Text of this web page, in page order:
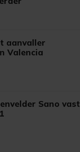
aanvaller
Valencia
Sano vast